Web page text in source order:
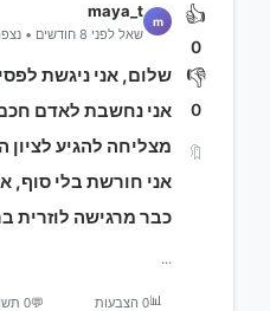
👍
0
👎
0
🔖
m
maya_t
שאל לפני 8 חודשים • נצפה 68 פעמים
שלום, אני ניגשת
אני נחשבת לאדם חכם
מצליחה להגיע
אני חורשת בלי סוף,
כבר מרגישה
...
📊0 הצבעות 💬0 תשובות